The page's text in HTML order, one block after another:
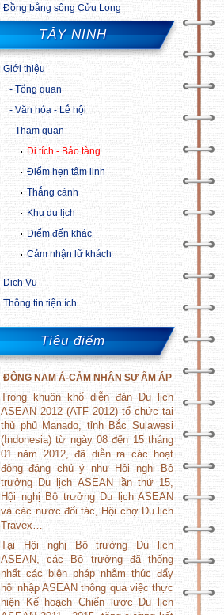
Đồng bằng sông Cửu Long
TÂY NINH
Giới thiệu
Tổng quan
Văn hóa - Lễ hội
Tham quan
Di tích - Bảo tàng
Điểm hẹn tâm linh
Thắng cảnh
Khu du lịch
Điểm đến khác
Cảm nhận lữ khách
Dịch Vụ
Thông tin tiện ích
Tiêu điểm
ĐÔNG NAM Á-CẢM NHẬN SỰ ẤM ÁP
Trong khuôn khổ diễn đàn Du lịch
ASEAN 2012 (ATF 2012) tổ chức tại
thủ phủ Manado, tỉnh Bắc Sulawesi
(Indonesia) từ ngày 08 đến 15 tháng
01 năm 2012, đã diễn ra các hoạt
động đáng chú ý như Hội nghị Bộ
trưởng Du lịch ASEAN lần thứ 15,
Hội nghị Bộ trưởng Du lịch ASEAN
và các nước đối tác, Hội chợ Du lịch
Travex…
Tại Hội nghị Bộ trưởng Du lịch
ASEAN, các Bộ trưởng đã thống
nhất các biện pháp nhằm thúc đẩy
hội nhập ASEAN thông qua việc thực
hiện Kế hoạch Chiến lược Du lịch